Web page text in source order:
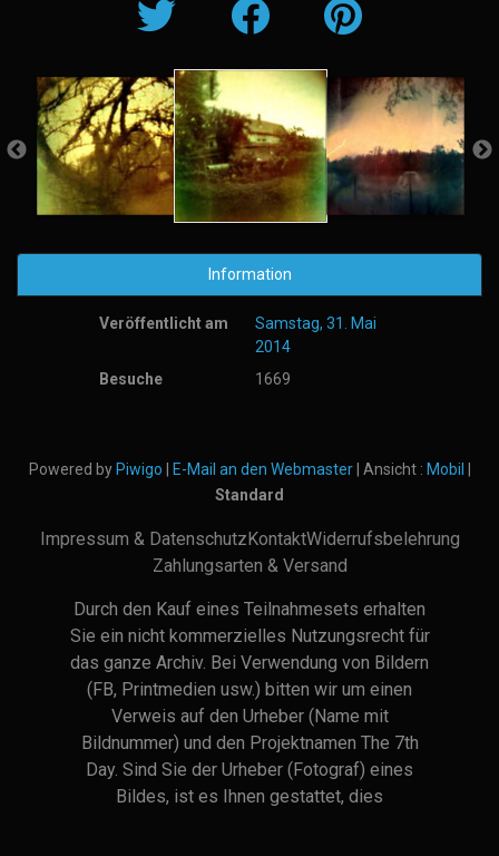
Information
Veröffentlicht am
Samstag, 31. Mai
2014
Besuche
1669
Powered by Piwigo E-Mail an den Webmaster| Ansicht : Mobil
Standard
Impressum & DatenschutzKontaktWiderrufsbelehrung
Zahlungsarten & Versand
Durch den Kauf eines Teilnahmesets erhalten
Sie ein nicht kommerzielles Nutzungsrecht für
das ganze Archiv. Bei Verwendung von Bildern
(FB, Printmedien usw.) bitten wir um einen
Verweis auf den Urheber (Name mit
Bildnummer) und den Projektnamen The 7th
Day. Sind Sie der Urheber (Fotograf) eines
Bildes, ist es Ihnen gestattet, dies